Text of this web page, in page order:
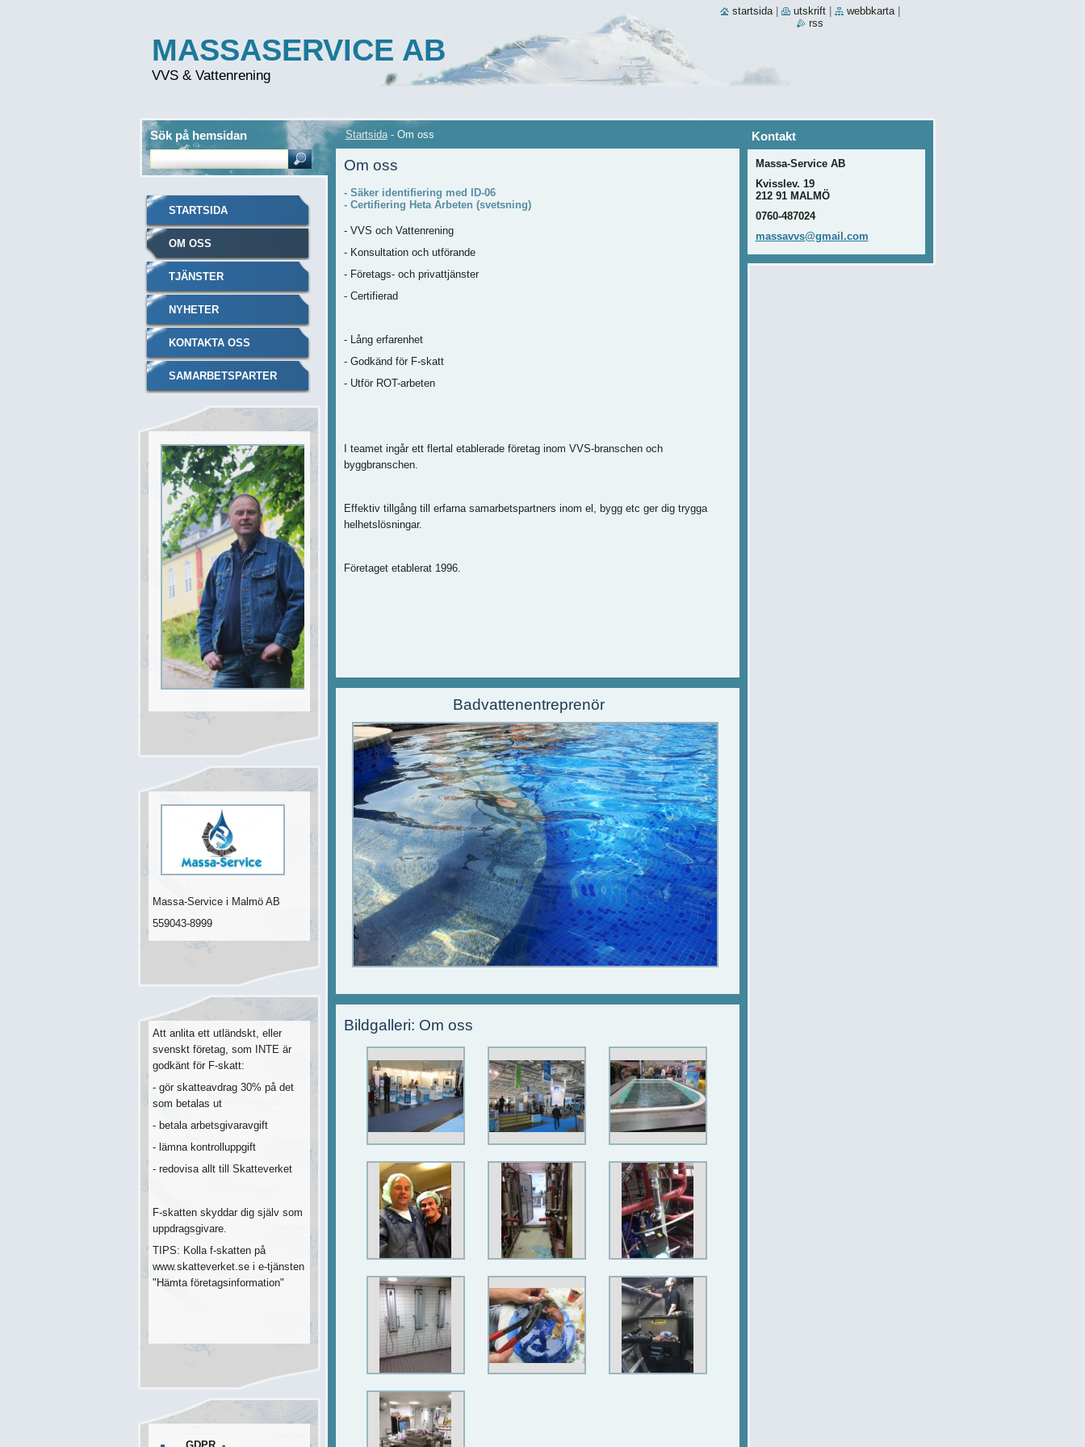
MASSASERVICE AB
VVS & Vattenrening
Startsida - Om oss
Om oss
- Säker identifiering med ID-06
- Certifiering Heta Arbeten (svetsning)
- VVS och Vattenrening
- Konsultation och utförande
- Företags- och privattjänster
- Certifierad
- Lång erfarenhet
- Godkänd för F-skatt
- Utför ROT-arbeten
I teamet ingår ett flertal etablerade företag inom VVS-branschen och
byggbranschen.
Effektiv tillgång till erfarna samarbetspartners inom el, bygg etc ger dig trygga
helhetslösningar.
Företaget etablerat 1996.
Badvattenentreprenör
Bildgalleri: Om oss
STARTSIDA
OM OSS
TJÄNSTER
NYHETER
KONTAKTA OSS
SAMARBETSPARTER
Massa-Service i Malmö AB
559043-8999
Att anlita ett utländskt, eller
svenskt företag, som INTE är
godkänt för F-skatt:
- gör skatteavdrag 30% på det
som betalas ut
- betala arbetsgivaravgift
- lämna kontrolluppgift
- redovisa allt till Skatteverket
F-skatten skyddar dig själv som
uppdragsgivare.
TIPS: Kolla f-skatten på
www.skatteverket.se i e-tjänsten
"Hämta företagsinformation"
Kontakt
Massa-Service AB
Kvisslev. 19
212 91 MALMÖ
0760-487024
massavvs@gmail.com
Sök på hemsidan
startsida utskrift webbkarta
rss